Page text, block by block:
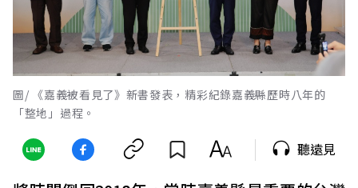
圖/ 《嘉義被看見了》新書發表，精彩紀錄嘉義縣歷時八年的
「整地」過程。
聽遠見